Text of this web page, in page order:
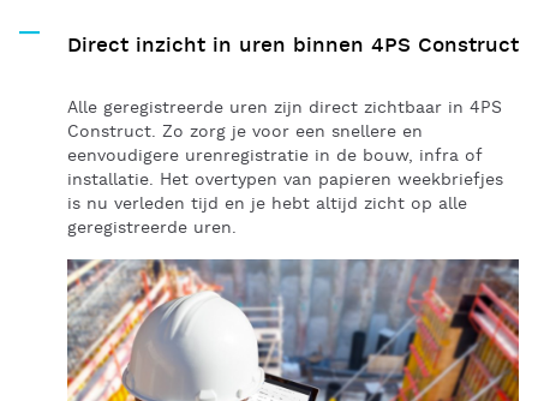
Direct inzicht in uren binnen 4PS Construct
Alle geregistreerde uren zijn direct zichtbaar in 4PS
Construct. Zo zorg je voor een snellere en
eenvoudigere urenregistratie in de bouw, infra of
installatie. Het overtypen van papieren weekbriefjes
is nu verleden tijd en je hebt altijd zicht op alle
geregistreerde uren.